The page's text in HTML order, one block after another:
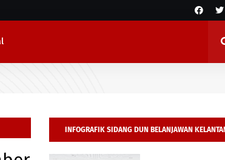
INFOGRAFIK SIDANG DUN BELANJAWAN
2026